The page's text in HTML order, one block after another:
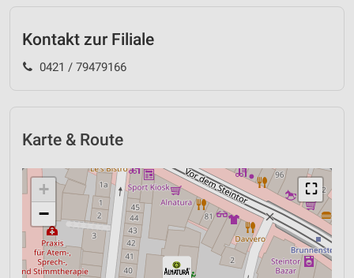
Kontakt zur Filiale
0421 / 79479166
Karte & Route
⛶
+
−